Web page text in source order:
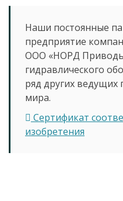
Наши постоянные
предприятие
ООО «НОРД
гидравлического
ряд других ведущих
мира.
Сертификат
изобретения